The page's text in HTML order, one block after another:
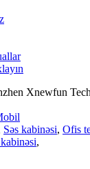
Xnewfun
Səs kabinəsi, Ofis
,